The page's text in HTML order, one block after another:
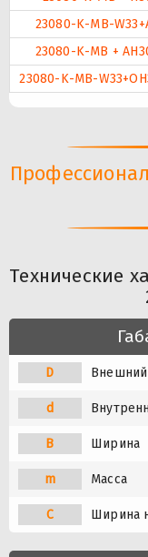
23080-K-MB-
23080-K-MB +
23080-K-MB-
Технические
D
d
B Ширина
m Масса
C Ширина